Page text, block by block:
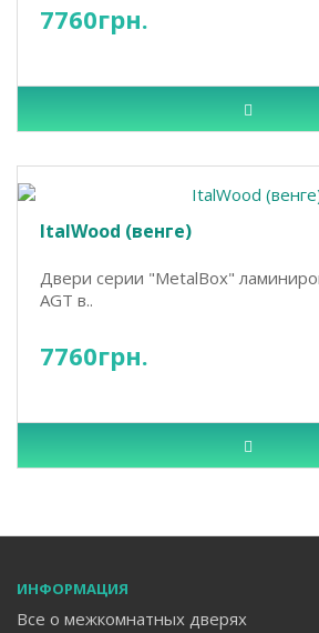
7760грн.
ItalWood (венге)
Двери серии "MetalBox"
AGT в..
7760грн.
ИНФОРМАЦИЯ
Все о межкомнатных дверях